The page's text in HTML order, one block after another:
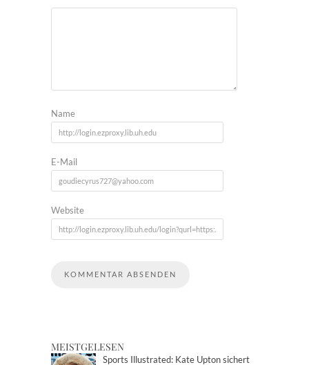
Name
E-Mail
Website
MEISTGELESEN
Sports Illustrated: Kate Upton sichert